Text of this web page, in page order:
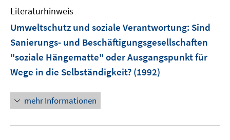
Literaturhinweis
Umweltschutz und soziale Verantwortung: Sind
Sanierungs- und Beschäftigungsgesellschaften
"soziale Hängematte" oder Ausgangspunkt für
Wege in die Selbständigkeit? (1992)
mehr Informationen